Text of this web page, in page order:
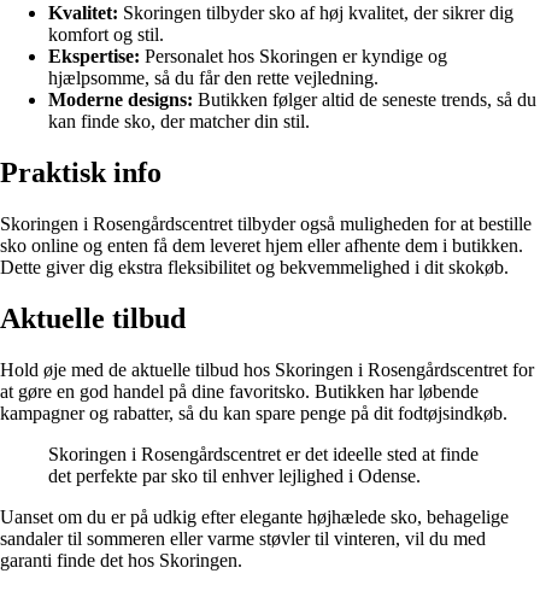
Kvalitet: Skoringen tilbyder sko af høj kvalitet, der sikrer dig
komfort og stil.
Ekspertise: Personalet hos Skoringen er kyndige og
hjælpsomme, så du får den rette vejledning.
Moderne designs: Butikken følger altid de seneste trends, så du
kan finde sko, der matcher din stil.
Praktisk info
Skoringen i Rosengårdscentret tilbyder også muligheden for at bestille
sko online og enten få dem leveret hjem eller afhente dem i butikken.
Dette giver dig ekstra fleksibilitet og bekvemmelighed i dit skokøb.
Aktuelle tilbud
Hold øje med de aktuelle tilbud hos Skoringen i Rosengårdscentret for
at gøre en god handel på dine favoritsko. Butikken har løbende
kampagner og rabatter, så du kan spare penge på dit fodtøjsindkøb.
Skoringen i Rosengårdscentret er det ideelle sted at finde
det perfekte par sko til enhver lejlighed i Odense.
Uanset om du er på udkig efter elegante højhælede sko, behagelige
sandaler til sommeren eller varme støvler til vinteren, vil du med
garanti finde det hos Skoringen.